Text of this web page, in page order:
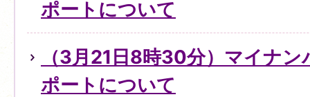
ポートについて
（3月21日8時30分）マイナ
ポートについて